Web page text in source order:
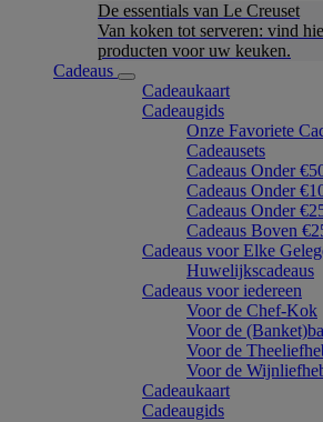
De essentials van Le Creuset
Van koken tot serveren: vind
producten voor uw keuken.
Cadeaus
Cadeaukaart
Cadeaugids
Onze Favoriete
Cadeausets
Cadeaus Onder
Cadeaus Onder
Cadeaus Onder
Cadeaus Boven
Cadeaus voor Elke
Huwelijkscadeaus
Cadeaus voor iedereen
Voor de Chef-Kok
Voor de
Voor de
Voor de
Cadeaukaart
Cadeaugids